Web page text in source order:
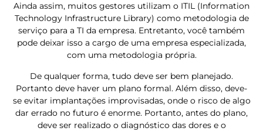
Ainda assim, muitos gestores utilizam o ITIL (Information
Technology Infrastructure Library) como metodologia de
serviço para a TI da empresa. Entretanto, você também
pode deixar isso a cargo de uma empresa especializada,
com uma metodologia própria.
De qualquer forma, tudo deve ser bem planejado.
Portanto deve haver um plano formal. Além disso, deve-
se evitar implantações improvisadas, onde o risco de algo
dar errado no futuro é enorme. Portanto, antes do plano,
deve ser realizado o diagnóstico das dores e o